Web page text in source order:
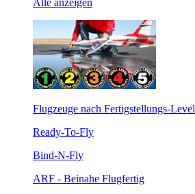
Alle anzeigen
Flugzeuge nach Fertigstellungs-Level
Ready-To-Fly
Bind-N-Fly
ARF - Beinahe Flugfertig